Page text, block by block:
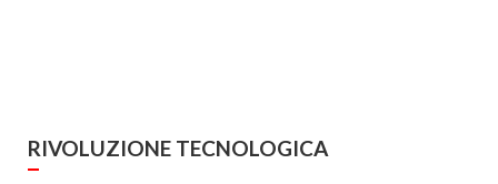
RIVOLUZIONE TECNOLOGICA